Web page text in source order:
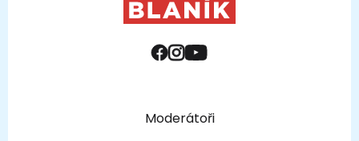
Moderátoři